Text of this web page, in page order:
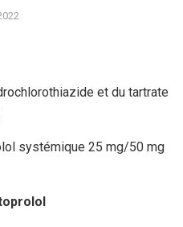
systémique 25 mg/50 mg